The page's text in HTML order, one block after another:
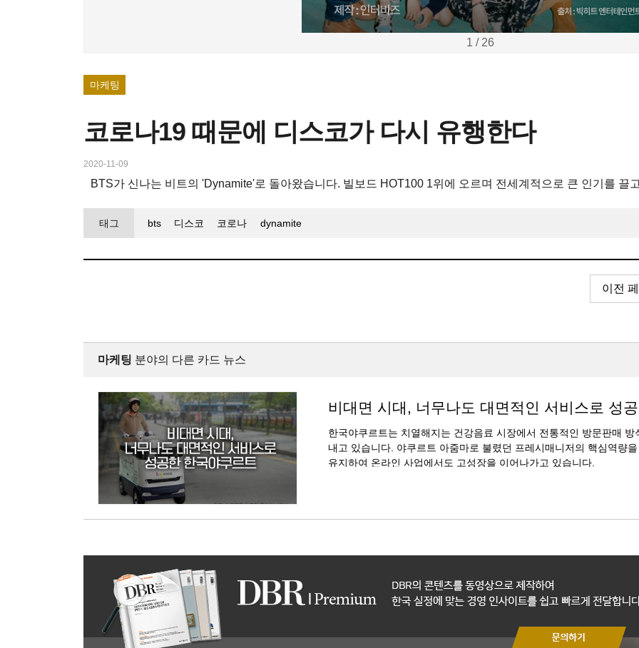
1 / 26
마케팅
코로나19 때문에 디스코가 다시 유행한다
2020-11-09
BTS가 신나는 비트의 'Dynamite'로 돌아왔습니다. 빌보드 HOT100 1위에 오르며 전세계적으로 큰 인기를 끌
태그 bts 디스코 코로나 dynamite
이전
마케팅 분야의 다른 카드 뉴스
비대면 시대, 너무나도 대면적인 서비스로 성
한국야쿠르트는 치열해지는 건강음료 시장에서 전통적인 방문판매
내고 있습니다. 야쿠르트 아줌마로 불렸던 프레시매니저의 핵심역량
유지하여 온라인 사업에서도 고성장을 이어나가고 있습니다.